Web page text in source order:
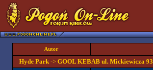
Autor
Hyde Park-> GOOL KEBAB ul. Mickiewicza 93